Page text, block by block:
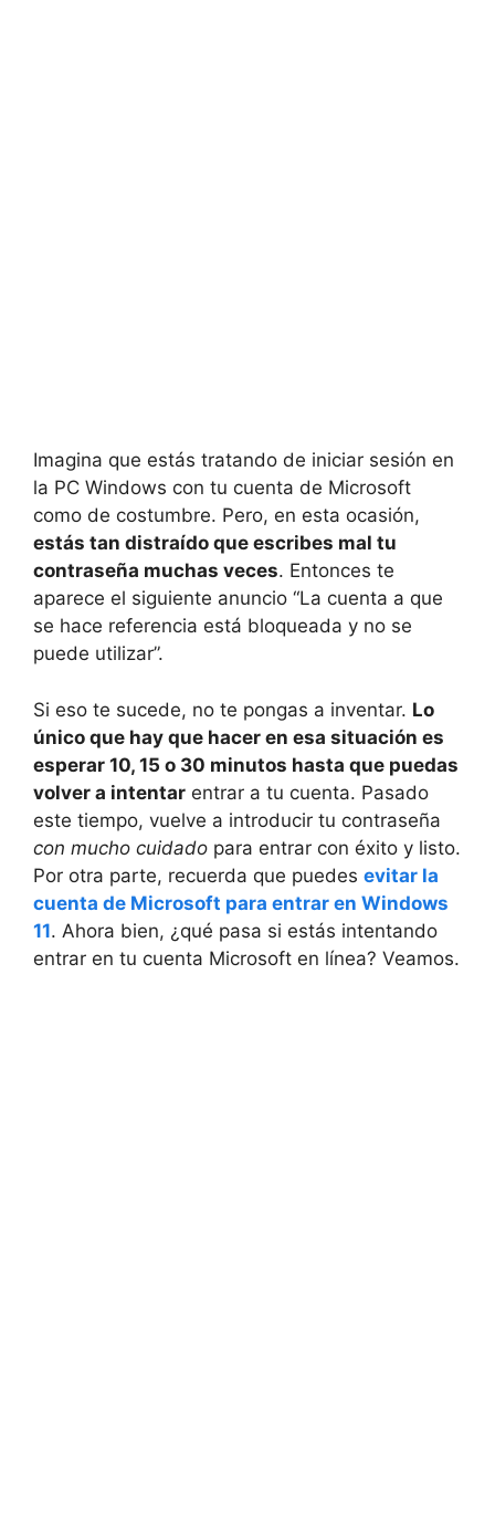
Imagina que estás tratando de iniciar sesión en
la PC Windows con tu cuenta de Microsoft
como de costumbre. Pero, en esta ocasión,
estás tan distraído que escribes mal tu
contraseña muchas veces. Entonces te
aparece el siguiente anuncio “La cuenta a que
se hace referencia está bloqueada y no se
puede utilizar”.
Si eso te sucede, no te pongas a inventar. Lo
único que hay que hacer en esa situación es
esperar 10, 15 o 30 minutos hasta que puedas
volver a intentar entrar a tu cuenta. Pasado
este tiempo, vuelve a introducir tu contraseña
con mucho cuidado para entrar con éxito y listo.
Por otra parte, recuerda que puedes evitar la
cuenta de Microsoft para entrar en Windows
11. Ahora bien, ¿qué pasa si estás intentando
entrar en tu cuenta Microsoft en línea? Veamos.